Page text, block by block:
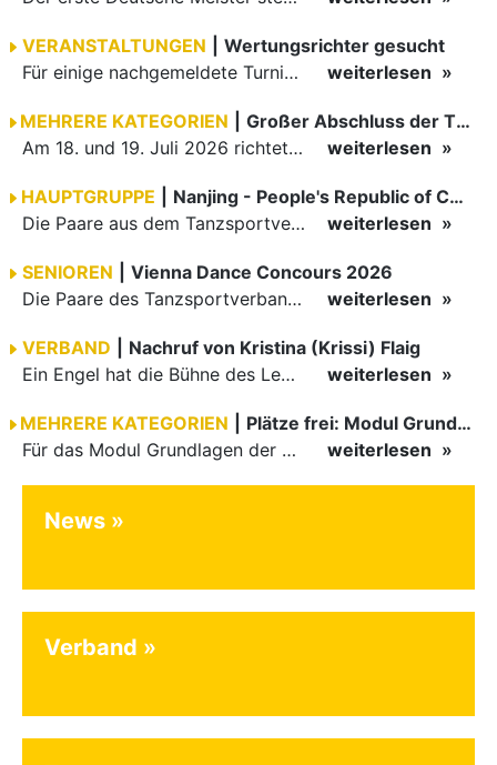
VERANSTALTUNGEN
Wertungsrichter gesucht
Für einige nachgemeldete Turniere im 2 Halbjahr sucht der ZWE noch Wertungsrichter.
weiterlesen
MEHRERE KATEGORIEN
Großer Abschluss der TBW-Trophy in Weinheim
Am 18. und 19. Juli 2026 richtete die Tanzsportabteilung (TSA) der TSG 1862 Weinheim das Abschlussturnier der diesjährigen TBW-Trophy-Serie aus. Zum traditionellen Saisonfinale kamen rund 400 Starts über…
weiterlesen
HAUPTGRUPPE
Nanjing - People's Republic of China
Die Paare aus dem Tanzsportverband Baden-Württemberg (TBW) haben beim hochklassig besetzten WDSF GrandSlam im chinesischen Nanjing wieder einmal auf internationalem Top-Niveau geglänzt. Das…
weiterlesen
SENIOREN
Vienna Dance Concours 2026
Die Paare des Tanzsportverbandes Baden-Württemberg (TBW) glänzten auf dem internationalen Parkett des Vienna Dance Concourse 2026 im Wiener Rathaus mit hervorragenden Platzierungen Ergebnisse unter: …
weiterlesen
VERBAND
Nachruf von Kristina (Krissi) Flaig
Ein Engel hat die Bühne des Lebens verlassen. Viel zu früh, plötzlich und für uns alle unfassbar, wurde unsere geliebte Kristina (Krissi) Flaig im Alter von 36 Jahren aus dem Leben gerissen. Das Tanzen…
weiterlesen
MEHRERE KATEGORIEN
Plätze frei: Modul Grundlagen
Für das Modul Grundlagen der Breitensportausbildung vom 10. bis 13. September an der Landessportschule Albstadt sind noch Plätze frei. Das Modul kann auch für den Lizenzerhalt (30 LE fachlich) genutzt…
weiterlesen
News
Verband